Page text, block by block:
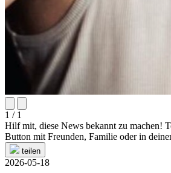
1 / 1
Hilf mit, diese News bekannt zu machen!
Button mit Freunden, Familie oder in
teilen
2026-05-18